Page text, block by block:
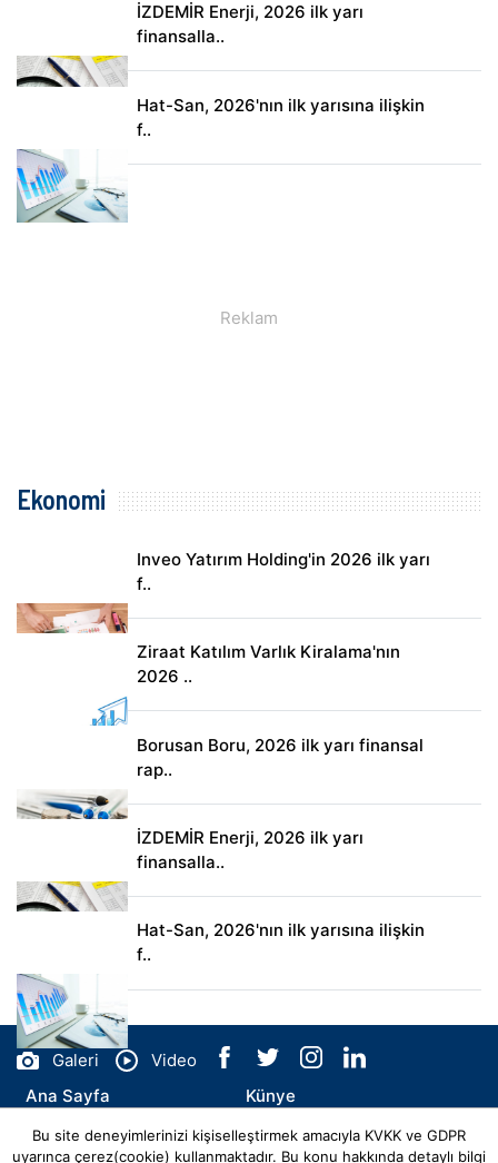
İZDEMİR Enerji, 2026 ilk yarı
finansalla..
Hat-San, 2026'nın ilk yarısına ilişkin
f..
Ekonomi
Inveo Yatırım Holding'in 2026 ilk yarı
f..
Ziraat Katılım Varlık Kiralama'nın
2026 ..
Borusan Boru, 2026 ilk yarı finansal
rap..
İZDEMİR Enerji, 2026 ilk yarı
finansalla..
Hat-San, 2026'nın ilk yarısına ilişkin
f..
Galeri
Video
Ana Sayfa
Künye
İletişim
Bu site deneyimlerinizi kişiselleştirmek amacıyla KVKK ve GDPR
uyarınca çerez(cookie) kullanmaktadır. Bu konu hakkında detaylı bilgi